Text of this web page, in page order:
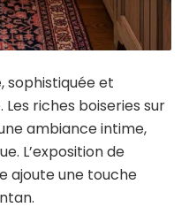
sophistiquée et
riches boiseries sur
ambiance intime,
L’exposition de
ajoute une touche